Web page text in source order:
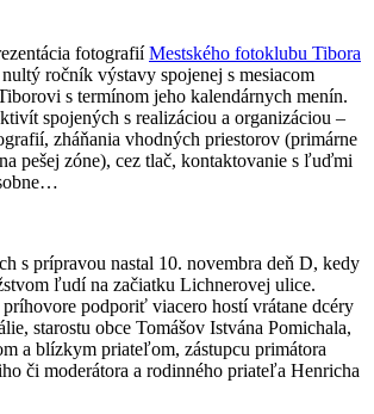
fotografiíMestského fotoklubu Tibora
ročník výstavy spojenej s mesiacom
s termínom jeho kalendárnych menín.
spojených s realizáciou a organizáciou –
zháňania vhodných priestorov (primárne
pešej zóne), cez tlač, kontaktovanie s ľuďmi
s prípravou nastal 10. novembra deň D, kedy
ľudí na začiatku Lichnerovej ulice.
podporiť viacero hostí vrátane dcéry
starostu obce Tomášov Istvána Pomichala,
a blízkym priateľom, zástupcu primátora
či moderátora a rodinného priateľa Henricha